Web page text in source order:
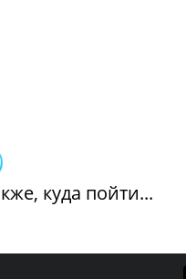
куда пойти...